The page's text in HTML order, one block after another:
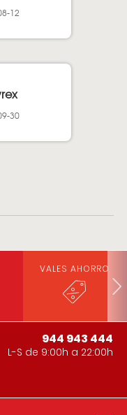
12
30
VALES AHORRO
944 943 444
L-S de 9:00h a 22:00h